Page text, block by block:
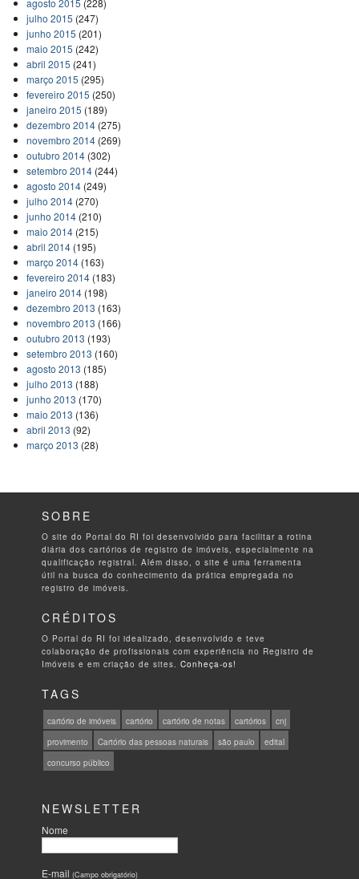
agosto 2015 (228)
julho 2015 (247)
junho 2015 (201)
maio 2015 (242)
abril 2015 (241)
março 2015 (295)
fevereiro 2015 (250)
janeiro 2015 (189)
dezembro 2014(275)
novembro 2014(269)
outubro 2014(302)
setembro 2014(244)
agosto 2014(249)
julho 2014(270)
junho 2014(210)
maio 2014(215)
abril 2014(195)
março 2014(163)
fevereiro 2014(183)
janeiro 2014(198)
dezembro 2013 (163)
novembro 2013 (166)
outubro 2013 (193)
setembro 2013 (160)
agosto 2013 (185)
julho 2013 (188)
junho 2013 (170)
maio 2013 (136)
abril 2013 (92)
março 2013 (28)
SOBRE
O site do Portal do RI foi desenvolvido para facilitar a rotina
diária dos cartórios de registro de imóveis, especialmente na
qualificação registral. Além disso, o site é uma ferramenta
útil na busca do conhecimento da prática empregada no
registro de imóveis.
CRÉDITOS
O Portal do RI foi idealizado, desenvolvido e teve
colaboração de profissionais com experiência no Registro de
Imóveis e em criação de sites.Conheça-os!
TAGS
cartório de imóveis cartório cartório de notas cartórios
cnj
provimento
Cartório das pessoas naturais são paulo
edital
concurso público
NEWSLETTER
Nome
E-mail(Campo obrigatório)